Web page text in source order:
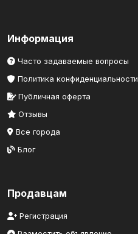
Информация
Часто задаваемые вопросы
Политика конфиденциальности
Публичная оферта
Отзывы
Все города
Блог
Продавцам
Регистрация